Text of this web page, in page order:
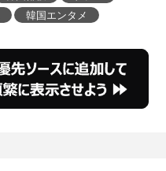
韓国エンタメ